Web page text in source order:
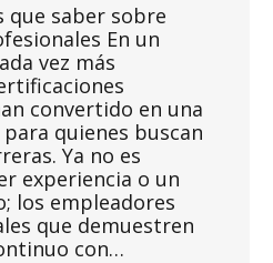
que saber sobre
En un
vez más
convertido en una
quienes buscan
Ya no es
experiencia o un
los empleadores
que demuestren
con…